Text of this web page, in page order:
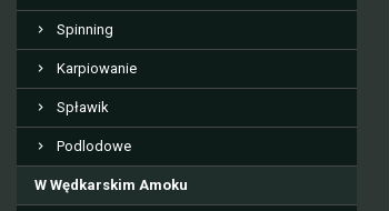
Spinning
Karpiowanie
Spławik
Podlodowe
W Wędkarskim Amoku